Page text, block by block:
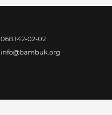
068 142-02-02
info@bambuk.org